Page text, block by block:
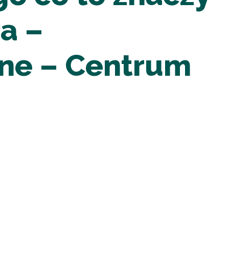
–
– Centrum